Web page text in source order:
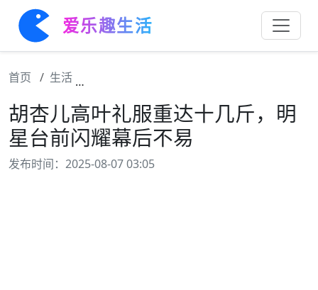
爱乐趣生活
首页 生活
胡杏儿高叶礼服重达十几斤，明
星台前闪耀幕后不易
发布时间：2025-08-07 03:05